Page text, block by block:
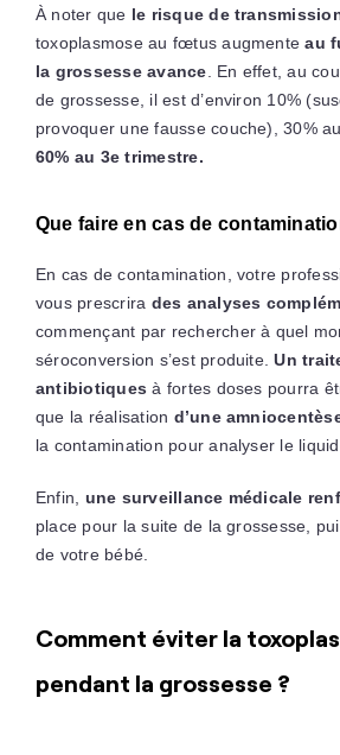
À noter que le risque de
toxoplasmose au fœtus augmenteau
la grossesse avance . En effet, au
de grossesse, il est d’environ 10%
provoquer une fausse couche), 30%
60% au 3e trimestre.
Que faire en cas de
En cas de contamination, votre
vous prescrira des analyses
commençant par rechercher à quel
séroconversion s’est produite.Un
antibiotiques à fortes doses pourra
que la réalisation d’une
la contamination pour analyser le
Enfin, une surveillance médicale
place pour la suite de la grossesse,
de votre bébé.
Comment éviter la
pendant la grossesse ?